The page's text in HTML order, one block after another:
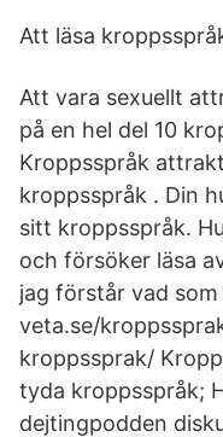
Att läsa
Att vara sexuellt
på en hel del 10
Kroppsspråk
kroppsspråk . Din
sitt kroppsspråk.
och försöker läsa
jag förstår vad
veta.se/
kroppssprak/
tyda kroppsspråk;
dejtingpodden